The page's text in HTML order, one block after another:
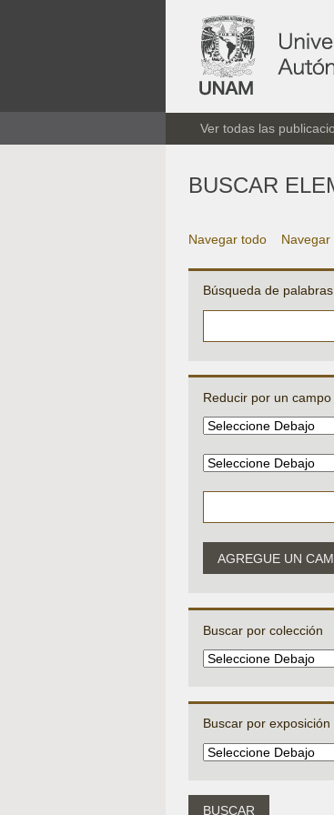
Ver todas las
BUSCAR
Navegar todo Navegar
Búsqueda de
Reducir por un
AGREGUE UN
Buscar por colección
Buscar por exposición